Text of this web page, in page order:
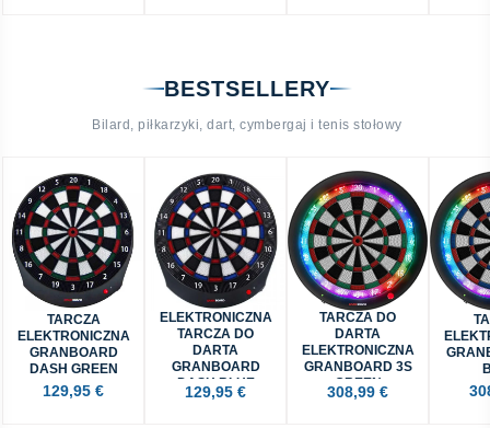
BESTSELLERY
Bilard, piłkarzyki, dart, cymbergaj i tenis stołowy
TARCZA
ELEKTRONICZNA
GRANBOARD
DASH GREEN
129,95 €
ELEKTRONICZNA
TARCZA DO
DARTA
GRANBOARD
DASH BLUE
129,95 €
TARCZA DO
DARTA
ELEKTRONICZNA
GRANBOARD 3S
GREEN
308,99 €